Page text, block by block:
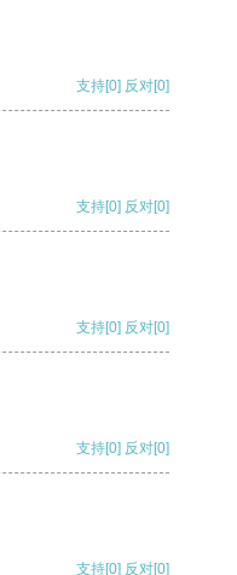
支持[0] 反对[0]
支持[0] 反对[0]
支持[0] 反对[0]
支持[0] 反对[0]
支持[0] 反对[0]